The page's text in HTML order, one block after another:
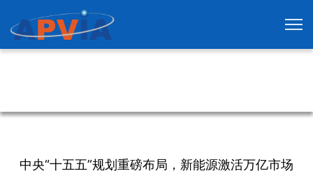
中央“十五五”规划重磅布局，新能源激活万亿市场